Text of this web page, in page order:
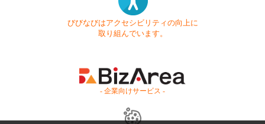
びびなびはアクセシビリティの向上に
取り組んでいます。
- 企業向けサービス -